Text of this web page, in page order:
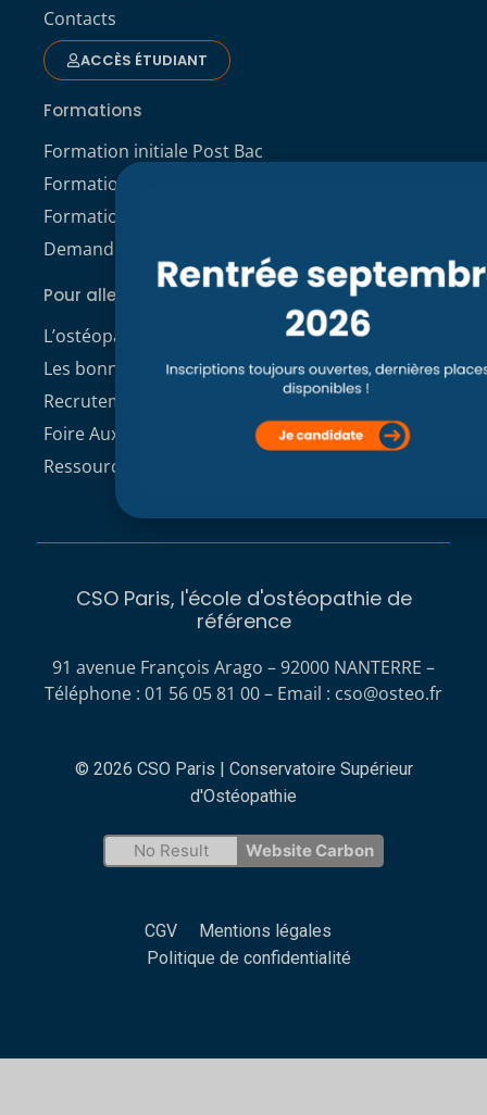
Contacts
ACCÈS ÉTUDIANT
Formations
Formation initiale Post Bac
Formation professionnelle
Formation continue
Demande de dossier de candidature
Pour aller plus loin
L’ostéopathie
Les bonnes raisons de choisir le CSO
Recrutement enseignants CSO Paris
Foire Aux Questions
Ressources à télécharger
CSO Paris, l'école d'ostéopathie de
référence
91 avenue François Arago – 92000 NANTERRE –
Téléphone : 01 56 05 81 00 – Email : cso@osteo.fr
© 2026 CSO Paris | Conservatoire Supérieur
d'Ostéopathie
No Result Website Carbon
CGV
Mentions légales
Politique de confidentialité